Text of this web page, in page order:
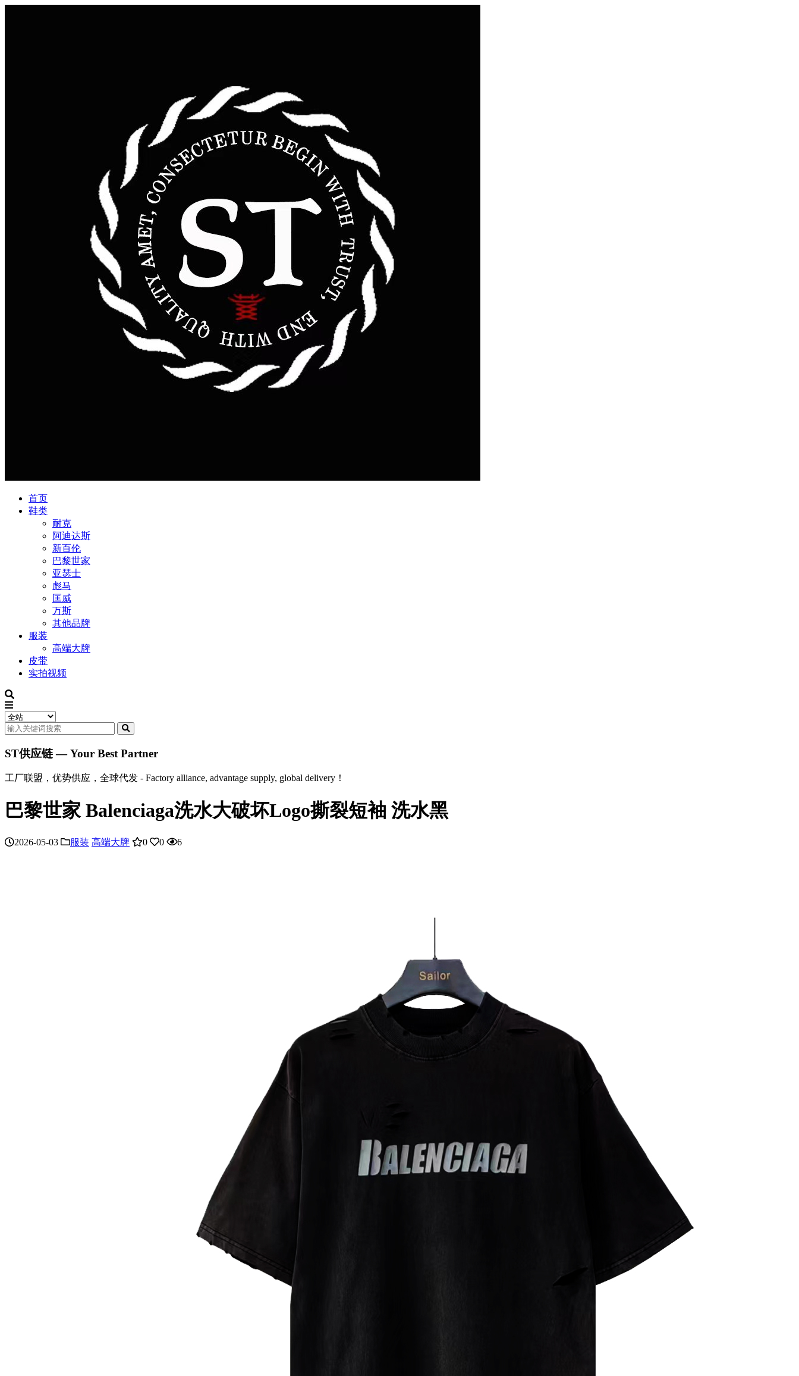
首页
鞋类
耐克
阿迪达斯
新百伦
巴黎世家
亚瑟士
彪马
匡威
万斯
其他品牌
服装
高端大牌
皮带
实拍视频
ST供应链 — Your Best Partner
工厂联盟，优势供应，全球代发 - Factory alliance, advantage supply, global delivery！
巴黎世家 Balenciaga洗水大破坏Logo撕裂短袖 洗水黑
2026-05-03 服装 高端大牌 0 0 6